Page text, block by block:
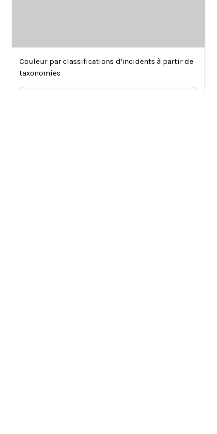
Couleur par classifications d'incidents à partir de
taxonomies